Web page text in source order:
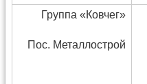
Группа «Ковчег»
Пос. Металлострой